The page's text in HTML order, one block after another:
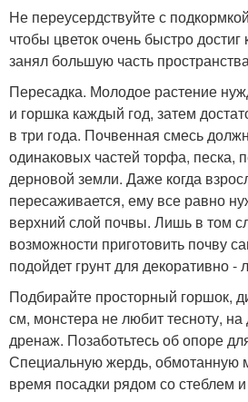
Не переусердствуйте с
чтобы цветок очень быстро
занял большую часть
Пересадка. Молодое растение
и горшка каждый год, затем
в три года. Почвенная смесь
одинаковых частей торфа, песка,
дерновой земли. Даже когда
пересаживается, ему все равно
верхний слой почвы. Лишь в том
возможности приготовить почву
подойдет грунт для декоративно -
Подбирайте просторный горшок,
см, монстера не любит тесноту, на
дренаж. Позаботьтесь об опоре
Специальную жердь, обмотанную
время посадки рядом со стеблем